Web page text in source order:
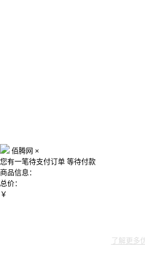
佰腾网 ×
您有一笔待支付订单 等待付款
商品信息：
总价：
￥
了解更多